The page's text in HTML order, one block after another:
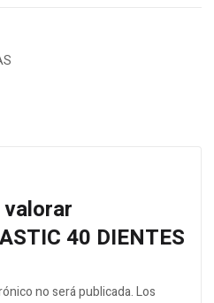
40 DIENTES
no será publicada.Los